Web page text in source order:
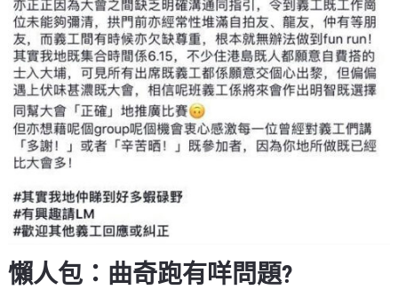
懶人包：曲奇跑有咩問題?